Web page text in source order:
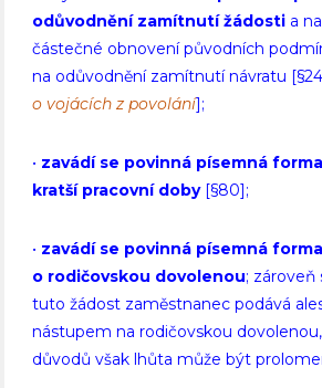
odůvodnění zamítnutí žádosti a
částečné obnovení původních
na odůvodnění zamítnutí návratu
o vojácích z povolání];
• zavádí se povinná písemná
kratší pracovní doby[§80];
• zavádí se povinná písemná
o rodičovskou dovolenou; zároveň
tuto žádost zaměstnanec podává
nástupem na rodičovskou
důvodů však lhůta může být